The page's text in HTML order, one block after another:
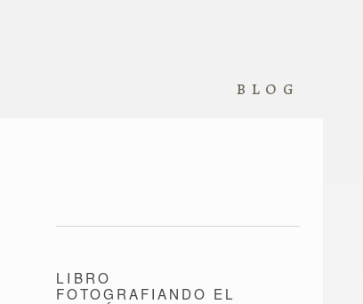
blog
LIBRO
FOTOGRAFIANDO EL